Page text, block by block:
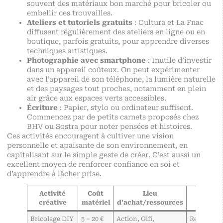
souvent des matériaux bon marché pour bricoler ou
embellir ces trouvailles.
Ateliers et tutoriels gratuits : Cultura et La Fnac
diffusent régulièrement des ateliers en ligne ou en
boutique, parfois gratuits, pour apprendre diverses
techniques artistiques.
Photographie avec smartphone : Inutile d’investir
dans un appareil coûteux. On peut expérimenter
avec l’appareil de son téléphone, la lumière naturelle
et des paysages tout proches, notamment en plein
air grâce aux espaces verts accessibles.
Écriture : Papier, stylo ou ordinateur suffisent.
Commencez par de petits carnets proposés chez
BHV ou Sostra pour noter pensées et histoires.
Ces activités encouragent à cultiver une vision
personnelle et apaisante de son environnement, en
capitalisant sur le simple geste de créer. C’est aussi un
excellent moyen de renforcer confiance en soi et
d’apprendre à lâcher prise.
Activité
créative
Coût
matériel
Lieu
d’achat/ressources
Bricolage DIY 5 – 20 €
Action, Gifi,